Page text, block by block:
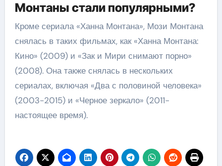
Монтаны стали популярными?
Кроме сериала «Ханна Монтана», Мози Монтана
снялась в таких фильмах, как «Ханна Монтана:
Кино» (2009) и «Зак и Мири снимают порно»
(2008). Она также снялась в нескольких
сериалах, включая «Два с половиной человека»
(2003-2015) и «Черное зеркало» (2011-
настоящее время).